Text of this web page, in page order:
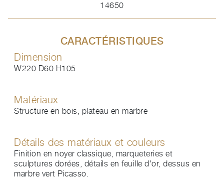
14650
CARACTÉRISTIQUES
Dimension
W220 D60 H105
Matériaux
Structure en bois, plateau en marbre
Détails des matériaux et couleurs
Finition en noyer classique, marqueteries et
sculptures dorées, détails en feuille d'or, dessus en
marbre vert Picasso.